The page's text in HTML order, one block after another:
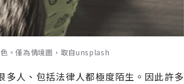
。僅為情境圖，取自unsplash
人、包括法律人都極度陌生。因此許多